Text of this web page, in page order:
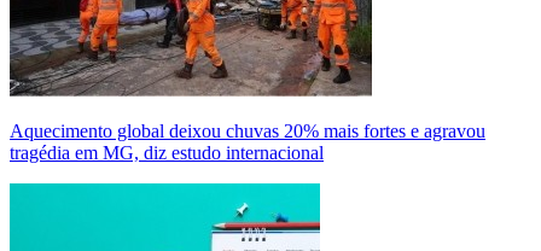
Aquecimento global deixou chuvas 20% mais fortes e agravou
tragédia em MG, diz estudo internacional